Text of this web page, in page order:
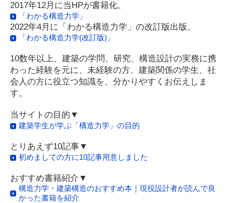
2017年12月に当HPが書籍化。
「わかる構造力学」
2022年4月に「わかる構造力学」の改訂版出版。
「わかる構造力学(改訂版)」
10数年以上、建築の学問、研究、構造設計の実務に携
わった経験を元に、未経験の方、建築関係の学生、社
会人の方に役立つ知識を、分かりやすくお伝えしま
す。
当サイトの目的▼
建築学生が学ぶ「構造力学」の目的
とりあえず10記事▼
初めましての方に10記事用意しました
おすすめ書籍紹介▼
構造力学・建築構造のおすすめ本｜現役設計者が読んで良
かった書籍を紹介